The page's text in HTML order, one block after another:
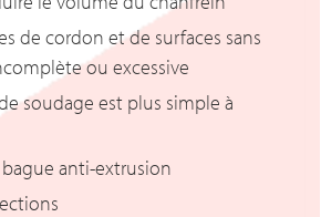
de cordon et de surfaces sans
ou excessive
soudage est plus simple à
bague anti-extrusion